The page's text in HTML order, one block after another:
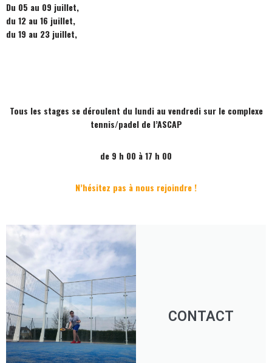
Du 05 au 09 juillet,
du 12 au 16 juillet,
du 19 au 23 juillet,
Tous les stages se déroulent du lundi au vendredi sur le complexe
tennis/padel de l’ASCAP
de 9 h 00 à 17 h 00
N’hésitez pas à nous rejoindre !
CONTACT